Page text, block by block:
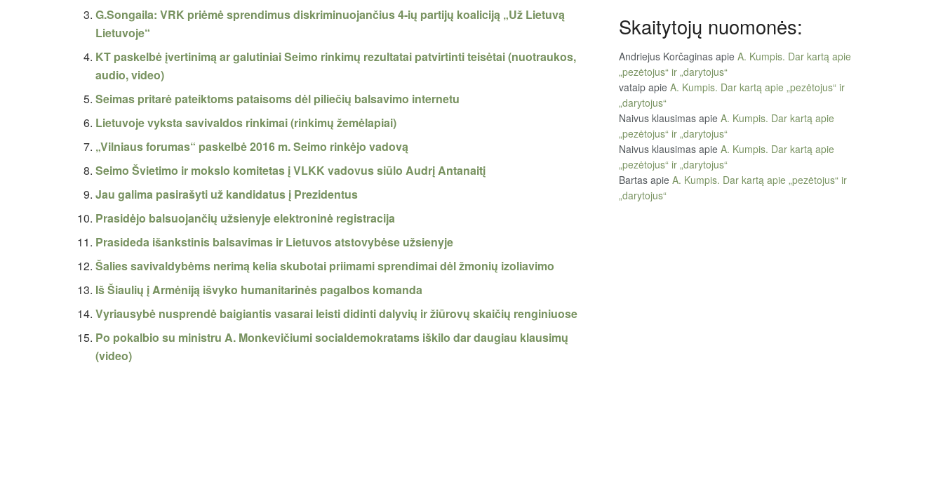
G.Songaila: VRK priėmė sprendimus diskriminuojančius 4-ių partijų koaliciją „Už Lietuvą
Lietuvoje“
KT paskelbė įvertinimą ar galutiniai Seimo rinkimų rezultatai patvirtinti teisėtai (nuotraukos,
audio, video)
Seimas pritarė pateiktoms pataisoms dėl piliečių balsavimo internetu
Lietuvoje vyksta savivaldos rinkimai (rinkimų žemėlapiai)
„Vilniaus forumas“ paskelbė 2016 m. Seimo rinkėjo vadovą
Seimo Švietimo ir mokslo komitetas į VLKK vadovus siūlo Audrį Antanaitį
Jau galima pasirašyti už kandidatus į Prezidentus
Prasidėjo balsuojančių užsienyje elektroninė registracija
Prasideda išankstinis balsavimas ir Lietuvos atstovybėse užsienyje
Šalies savivaldybėms nerimą kelia skubotai priimami sprendimai dėl žmonių izoliavimo
Iš Šiaulių į Armėniją išvyko humanitarinės pagalbos komanda
Vyriausybė nusprendė baigiantis vasarai leisti didinti dalyvių ir žiūrovų skaičių renginiuose
Po pokalbio su ministru A. Monkevičiumi socialdemokratams iškilo dar daugiau klausimų
(video)
Skaitytojų nuomonės:
Andriejus Korčaginas apie A. Kumpis. Dar kartą apie
„pezėtojus“ ir „darytojus“
vataip apie A. Kumpis. Dar kartą apie „pezėtojus“ ir
„darytojus“
Naivus klausimas apie A. Kumpis. Dar kartą apie
„pezėtojus“ ir „darytojus“
Naivus klausimas apie A. Kumpis. Dar kartą apie
„pezėtojus“ ir „darytojus“
Bartas apie A. Kumpis. Dar kartą apie „pezėtojus“ ir
„darytojus“